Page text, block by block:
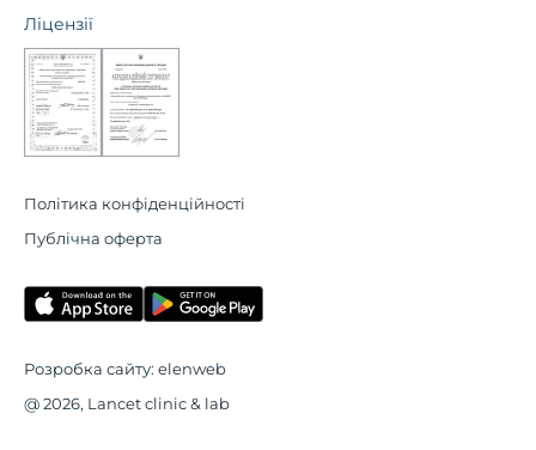
Ліцензії
Політика конфіденційності
Публічна оферта
Розробка сайту: elenweb
@ 2026, Lancet clinic & lab